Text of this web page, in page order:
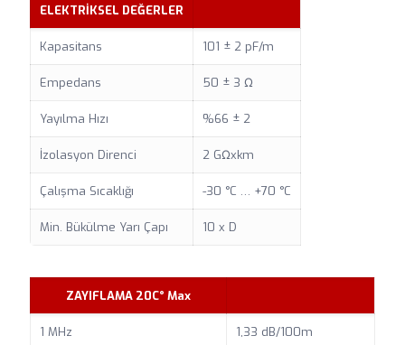
ELEKTRİKSEL DEĞERLER
Kapasitans 101 ± 2 pF/m
Empedans 50 ± 3 Ω
Yayılma Hızı %66 ± 2
İzolasyon Direnci 2 GΩxkm
Çalışma Sıcaklığı -30 °C … +70 °C
Min. Bükülme Yarı Çapı 10 x D
ZAYIFLAMA 20C° Max
1 MHz 1,33 dB/100m